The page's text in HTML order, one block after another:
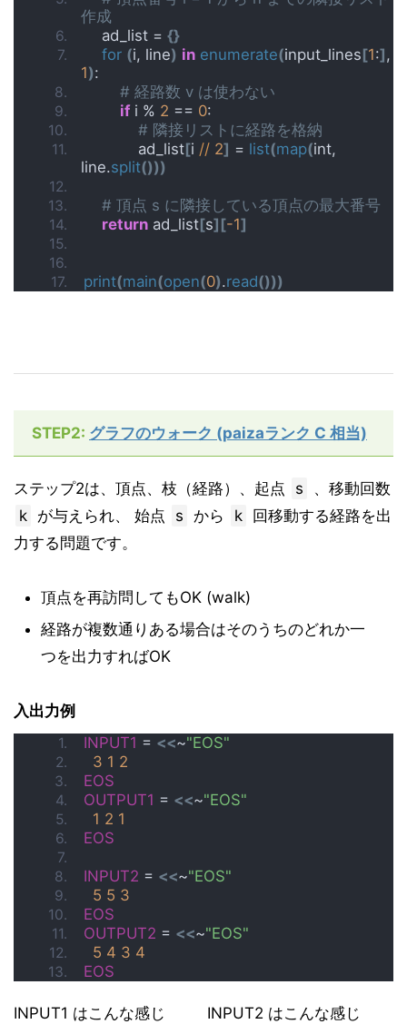
作成
    ad_list =
{}
for (i, line) in enumerate(input_lines[1:]
1):
# 経路数 v は使わない
if i % 2 == 0:
# 隣接リストに経路を格納
            ad_list
[i // 2] = list(map(int,
line.split()))
# 頂点 s に隣接している頂点の最大番号
return ad_list[s][-1]
print(main(open(0).read()))
STEP2: グラフのウォーク (paizaランク C 相当)
ステップ2は、頂点、枝（経路）、起点 s
、移動回数
k が与えられ、 始点 s から k
回移動する経路を出
力する問題です。
頂点を再訪問してもOK (walk)
経路が複数通りある場合はそのうちのどれか一
つを出力すればOK
入出力例
INPUT1 = <<~"EOS"
3 1 2
EOS
OUTPUT1 = <<~"EOS"
1 2 1
EOS
INPUT2 = <<~"EOS"
5 5 3
EOS
OUTPUT2 = <<~"EOS"
5 4 3 4
EOS
INPUT1 はこんな感じ INPUT2 はこんな感じ